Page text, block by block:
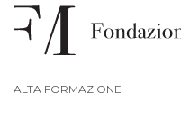
ALTA FORMAZIONE